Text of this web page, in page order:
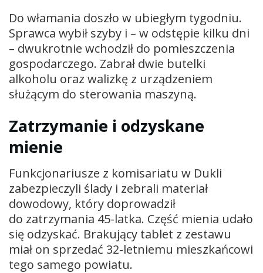
Do włamania doszło w ubiegłym tygodniu.
Sprawca wybił szyby i – w odstępie kilku dni
– dwukrotnie wchodził do pomieszczenia
gospodarczego. Zabrał dwie butelki
alkoholu oraz walizkę z urządzeniem
służącym do sterowania maszyną.
Zatrzymanie i odzyskane
mienie
Funkcjonariusze z komisariatu w Dukli
zabezpieczyli ślady i zebrali materiał
dowodowy, który doprowadził
do zatrzymania 45-latka. Część mienia udało
się odzyskać. Brakujący tablet z zestawu
miał on sprzedać 32-letniemu mieszkańcowi
tego samego powiatu.